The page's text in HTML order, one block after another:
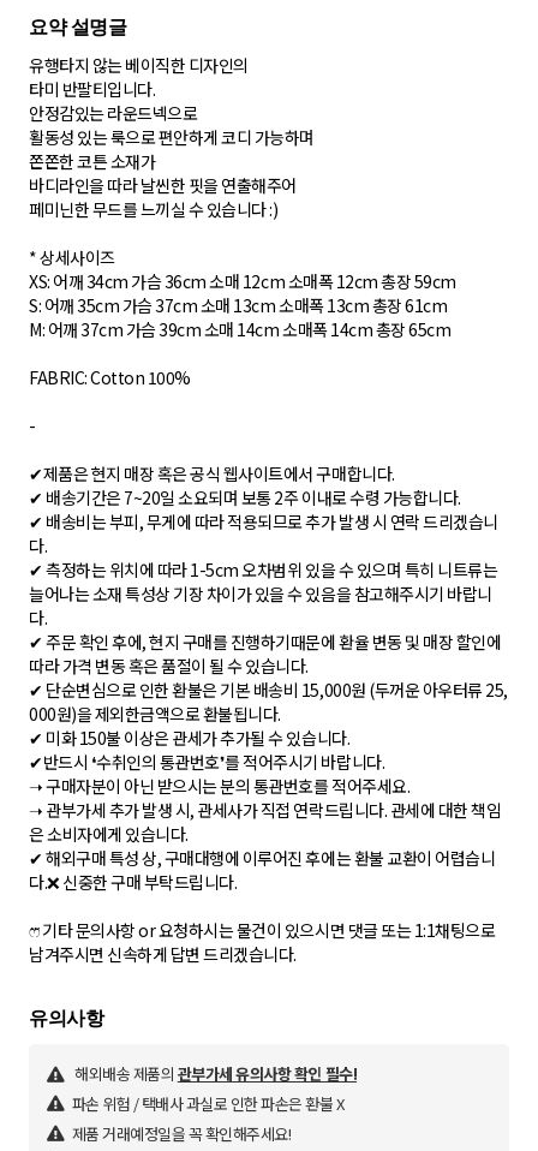
요약 설명글
유행타지 않는 베이직한 디자인의
타미 반팔티입니다.
안정감있는 라운드넥으로
활동성 있는 룩으로 편안하게 코디 가능하며
쫀쫀한 코튼 소재가
바디라인을 따라 날씬한 핏을 연출해주어
페미닌한 무드를 느끼실 수 있습니다 :)
* 상세사이즈
XS: 어깨 34cm 가슴 36cm 소매 12cm 소매폭 12cm 총장 59cm
S: 어깨 35cm 가슴 37cm 소매 13cm 소매폭 13cm 총장 61cm
M: 어깨 37cm 가슴 39cm 소매 14cm 소매폭 14cm 총장 65cm
FABRIC: Cotton 100%
-
✔제품은 현지 매장 혹은 공식 웹사이트에서 구매합니다.
✔ 배송기간은 7~20일 소요되며 보통 2주 이내로 수령 가능합니다.
✔ 배송비는 부피, 무게에 따라 적용되므로 추가 발생 시 연락 드리겠습니
다.
✔ 측정하는 위치에 따라 1-5cm 오차범위 있을 수 있으며 특히 니트류는
늘어나는 소재 특성상 기장 차이가 있을 수 있음을 참고해주시기 바랍니
다.
✔ 주문 확인 후에, 현지 구매를 진행하기때문에 환율 변동 및 매장 할인에
따라 가격 변동 혹은 품절이 될 수 있습니다.
✔ 단순변심으로 인한 환불은 기본 배송비 15,000원 (두꺼운 아우터류 25,
000원)을 제외한금액으로 환불됩니다.
✔ 미화 150불 이상은 관세가 추가될 수 있습니다.
✔반드시 ❛수취인의 통관번호❜를 적어주시기 바랍니다.
➝ 구매자분이 아닌 받으시는 분의 통관번호를 적어주세요.
➝ 관부가세 추가 발생 시, 관세사가 직접 연락드립니다. 관세에 대한 책임
은 소비자에게 있습니다.
✔ 해외구매 특성 상, 구매대행에 이루어진 후에는 환불 교환이 어렵습니
다.❌ 신중한 구매 부탁드립니다.
ෆ⃛ 기타 문의사항 or 요청하시는 물건이 있으시면 댓글 또는 1:1채팅으로
남겨주시면 신속하게 답변 드리겠습니다.
유의사항
해외배송 제품의 관부가세 유의사항 확인 필수!
파손 위험 / 택배사 과실로 인한 파손은 환불 X
제품 거래예정일을 꼭 확인해주세요!